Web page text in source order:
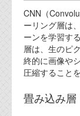
会社概要
代表ご挨
オフィス
実績
CNN（
ーリング層は
ーンを学習す
層は、生のピ
終的に画像や
圧縮すること
畳み込み層